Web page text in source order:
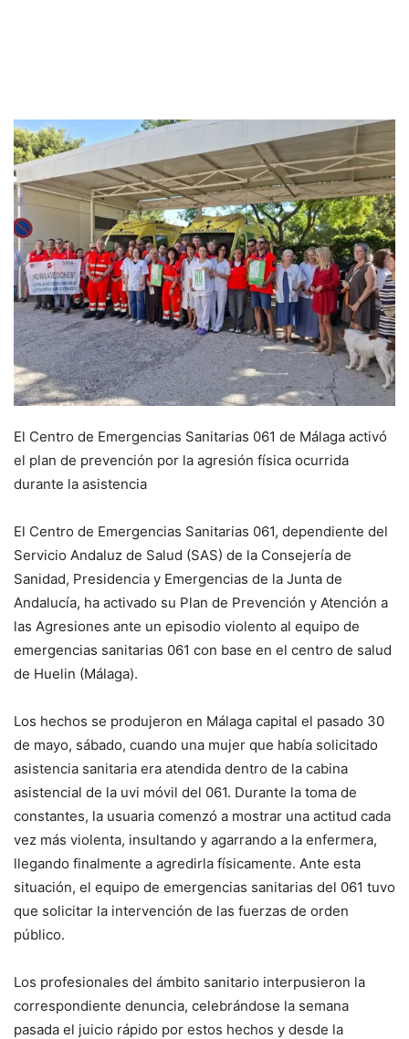
El Centro de Emergencias Sanitarias 061 de Málaga activó
el plan de prevención por la agresión física ocurrida
durante la asistencia
El Centro de Emergencias Sanitarias 061, dependiente del
Servicio Andaluz de Salud (SAS) de la Consejería de
Sanidad, Presidencia y Emergencias de la Junta de
Andalucía, ha activado su Plan de Prevención y Atención a
las Agresiones ante un episodio violento al equipo de
emergencias sanitarias 061 con base en el centro de salud
de Huelin (Málaga).
Los hechos se produjeron en Málaga capital el pasado 30
de mayo, sábado, cuando una mujer que había solicitado
asistencia sanitaria era atendida dentro de la cabina
asistencial de la uvi móvil del 061. Durante la toma de
constantes, la usuaria comenzó a mostrar una actitud cada
vez más violenta, insultando y agarrando a la enfermera,
llegando finalmente a agredirla físicamente. Ante esta
situación, el equipo de emergencias sanitarias del 061 tuvo
que solicitar la intervención de las fuerzas de orden
público.
Los profesionales del ámbito sanitario interpusieron la
correspondiente denuncia, celebrándose la semana
pasada el juicio rápido por estos hechos y desde la